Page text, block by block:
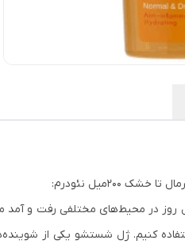
نئودرم:
روز در محیط‌های مختلفی رفت و
کنیم. ژل شستشو یکی از